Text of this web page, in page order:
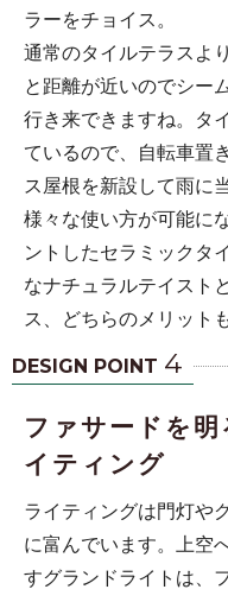
ラーをチョイス。
通常のタイルテラスよ
と距離が近いのでシー
行き来できますね。タ
ているので、自転車置
ス屋根を新設して雨に
様々な使い方が可能に
ントしたセラミックタ
なナチュラルテイスト
ス、どちらのメリット
DESIGN POINT 4
ファサードを
イティング
ライティングは門灯や
に富んでいます。上空
すグランドライトは、